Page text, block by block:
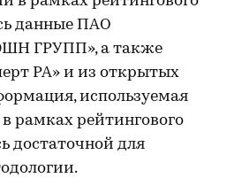
данные ПАО
ГРУПП», а также
РА» и из открытых
используемая
рамках рейтингового
достаточной для